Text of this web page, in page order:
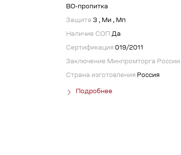
ВО-пропитка
Защита З , Ми , Мп
Наличие СОП Да
Сертификация 019/2011
Заключение Минпромторга России
Страна изготовления Россия
Подробнее